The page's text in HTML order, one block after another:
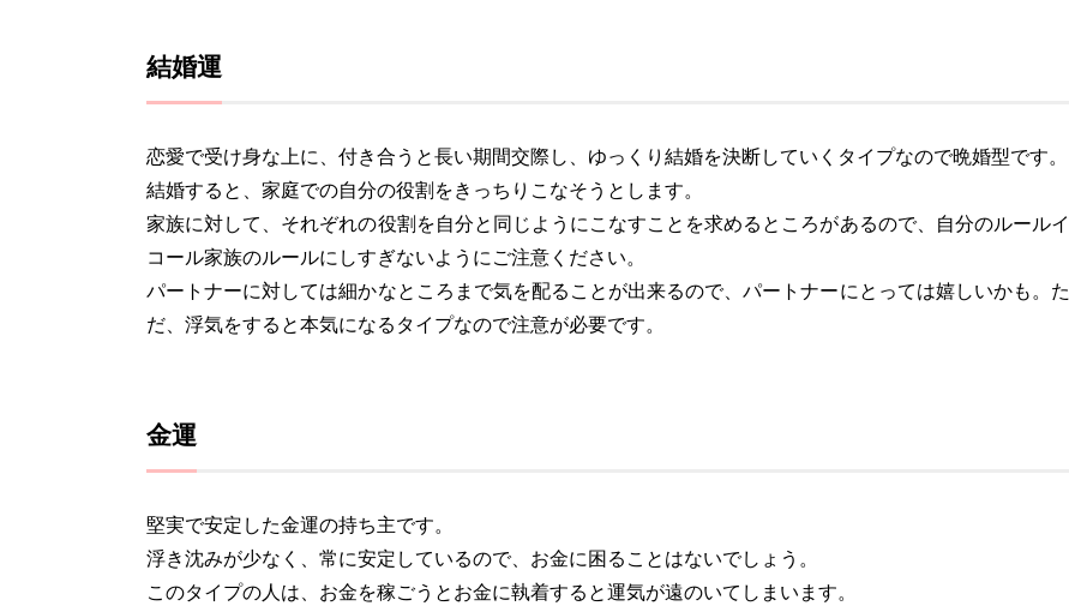
結婚運
恋愛で受け身な上に、付き合うと長い期間交際し、ゆっくり結婚を決断していくタイプなので晩婚型です。
結婚すると、家庭での自分の役割をきっちりこなそうとします。
家族に対して、それぞれの役割を自分と同じようにこなすことを求めるところがあるので、自分のルールイ
コール家族のルールにしすぎないようにご注意ください。
パートナーに対しては細かなところまで気を配ることが出来るので、パートナーにとっては嬉しいかも。た
だ、浮気をすると本気になるタイプなので注意が必要です。
金運
堅実で安定した金運の持ち主です。
浮き沈みが少なく、常に安定しているので、お金に困ることはないでしょう。
このタイプの人は、お金を稼ごうとお金に執着すると運気が遠のいてしまいます。